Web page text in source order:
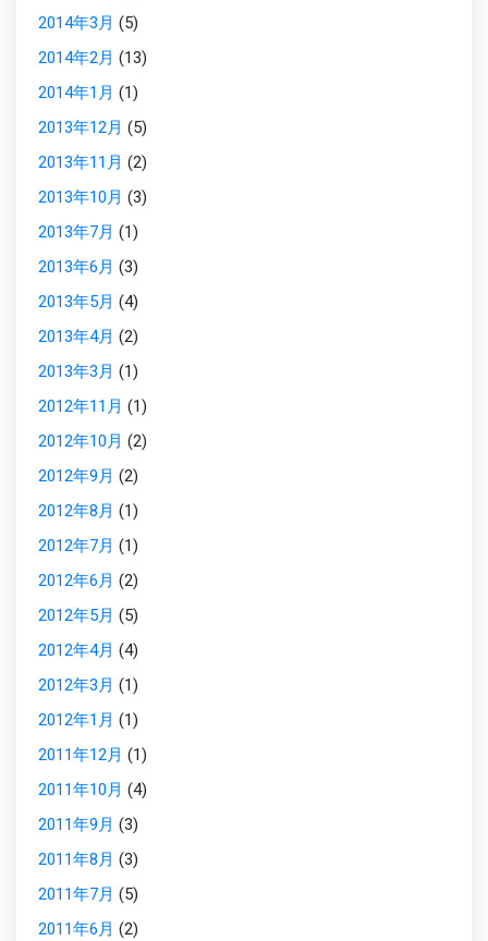
2014年3月 (5)
2014年2月 (13)
2014年1月 (1)
2013年12月 (5)
2013年11月 (2)
2013年10月 (3)
2013年7月 (1)
2013年6月 (3)
2013年5月 (4)
2013年4月 (2)
2013年3月 (1)
2012年11月 (1)
2012年10月 (2)
2012年9月 (2)
2012年8月 (1)
2012年7月 (1)
2012年6月 (2)
2012年5月 (5)
2012年4月 (4)
2012年3月 (1)
2012年1月 (1)
2011年12月 (1)
2011年10月 (4)
2011年9月 (3)
2011年8月 (3)
2011年7月 (5)
2011年6月 (2)